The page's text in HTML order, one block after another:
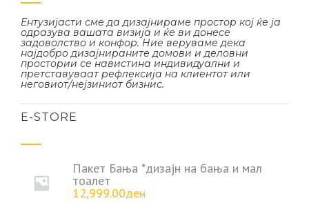
Ентузијасти сме да дизајнираме простор кој ќе ја
одразува вашата визија и ќе ви донесе
задоволство и конфор. Ние веруваме дека
најдобро дизајнираните домови и деловни
простории се навистина индивидуални и
претставуваат рефлексија на клиентот или
неговиот/нејзиниот бизнис.
Е-STORE
Пакет Бања *дизајн на бања и мал
тоалет
12,999.00ден